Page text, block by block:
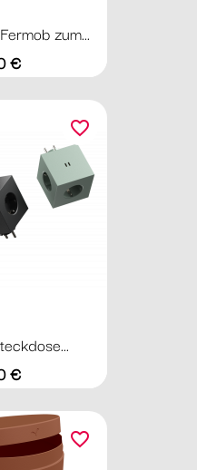
zum...
€
€
favorite_border
favorite_border